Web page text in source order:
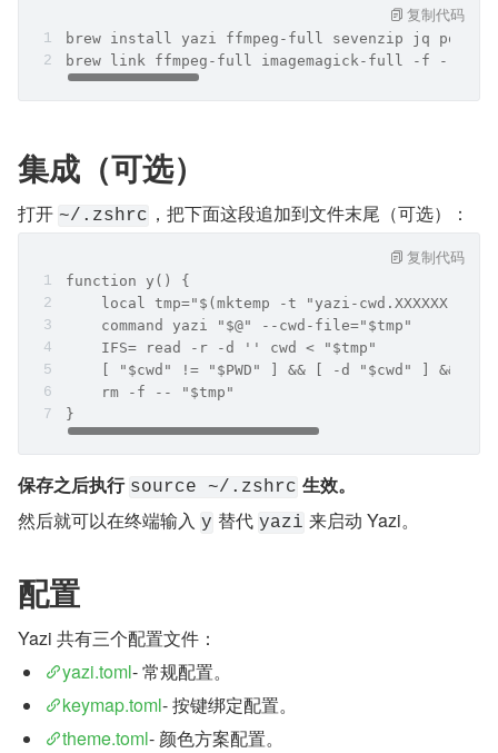
brew install yazi ffmpeg-full sevenzip jq
brew link ffmpeg-full imagemagick-full -f --
复制代码
集成（可选）
打开 ~/.zshrc ，把下面这段追加到文件末尾（可选）：
function y() {
local tmp="$(mktemp -t "yazi-cwd.XXXXXX")"
    command yazi "$@" --cwd-file="$tmp"
    IFS= read -r -d '' cwd < "$tmp"
[ "$cwd" != "$PWD" ] && [ -d "$cwd" ] &&
    rm -f -- "$tmp"
}
复制代码
保存之后执行 source ~/.zshrc 生效。
然后就可以在终端输入 y 替代 yazi 来启动 Yazi。
配置
Yazi 共有三个配置文件：
yazi.toml- 常规配置。
keymap.toml- 按键绑定配置。
theme.toml- 颜色方案配置。